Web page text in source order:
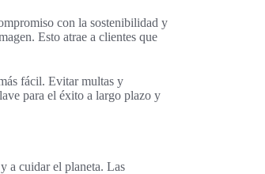
con la sostenibilidad y
Esto atrae a clientes que
fácil. Evitar multas y
para el éxito a largo plazo y
a cuidar el planeta. Las